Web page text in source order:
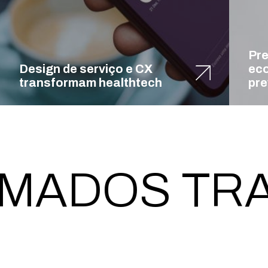
Design de serviço e CX
transformam healthtech